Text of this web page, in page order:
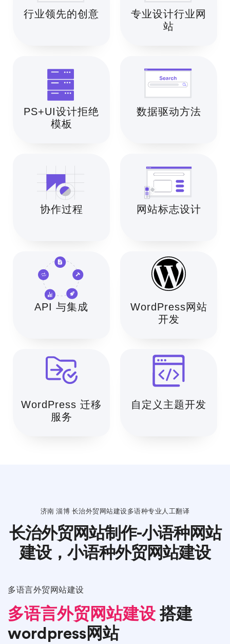
行业领先的创意
专业设计行业网
站
PS+UI设计拒绝
模板
数据驱动方法
协作过程 网站标志设计
API 与集成
WordPress网站
开发
WordPress 迁移
服务
自定义主题开发
济南 淄博 长治外贸网站建设多语种专业人工翻译
长治外贸网站制作-小语种网站
建设，小语种外贸网站建设
多语言外贸网站建设
多语言外贸网站建设 搭建
wordpress网站